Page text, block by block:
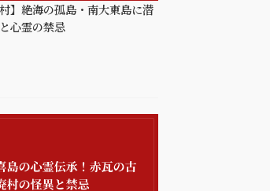
】絶海の孤島・南大東島に潜
心霊の禁忌